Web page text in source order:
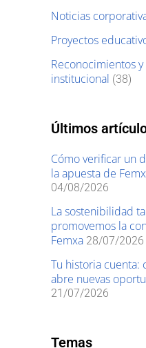
Noticias
Proyectos
Reconocimientos
institucional (38)
Últimos
Cómo verificar un
la apuesta de
04/08/2026
La sostenibilidad
promovemos la
Femxa 28/07/2026
Tu historia cuenta:
abre nuevas
21/07/2026
Temas